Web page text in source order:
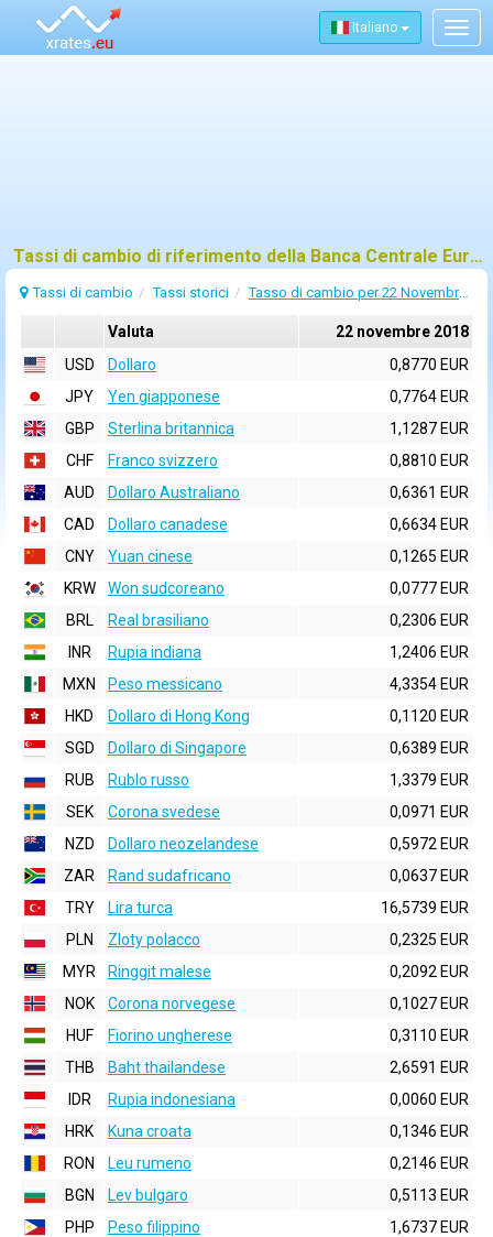
Italiano
Tassi di cambio di riferimento della Banca Centrale Europea (BCE) per 22 novembre 2018
Tassi di cambio Tassi storici Tasso di cambio per 22 Novembre 2018
Valuta
22 novembre 2018
USD
Dollaro
0,8770 EUR
JPY
Yen giapponese
0,7764 EUR
GBP
Sterlina britannica
1,1287 EUR
CHF
Franco svizzero
0,8810 EUR
AUD
Dollaro Australiano
0,6361 EUR
CAD
Dollaro canadese
0,6634 EUR
CNY
Yuan cinese
0,1265 EUR
KRW
Won sudcoreano
0,0777 EUR
BRL
Real brasiliano
0,2306 EUR
INR
Rupia indiana
1,2406 EUR
MXN
Peso messicano
4,3354 EUR
HKD
Dollaro di Hong Kong
0,1120 EUR
SGD
Dollaro di Singapore
0,6389 EUR
RUB
Rublo russo
1,3379 EUR
SEK
Corona svedese
0,0971 EUR
NZD
Dollaro neozelandese
0,5972 EUR
ZAR
Rand sudafricano
0,0637 EUR
TRY
Lira turca
16,5739 EUR
PLN
Zloty polacco
0,2325 EUR
MYR
Ringgit malese
0,2092 EUR
NOK
Corona norvegese
0,1027 EUR
HUF
Fiorino ungherese
0,3110 EUR
THB
Baht thailandese
2,6591 EUR
IDR
Rupia indonesiana
0,0060 EUR
HRK
Kuna croata
0,1346 EUR
RON
Leu rumeno
0,2146 EUR
BGN
Lev bulgaro
0,5113 EUR
PHP
Peso filippino
1,6737 EUR